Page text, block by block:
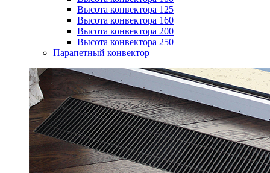
Высота конвектора 125
Высота конвектора 160
Высота конвектора 200
Высота конвектора 250
Парапетный конвектор